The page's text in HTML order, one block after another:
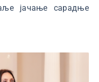
јачање сарадње